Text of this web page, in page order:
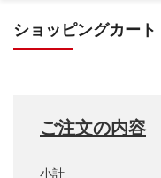
ショッピングカート
ご注文の内容
小計